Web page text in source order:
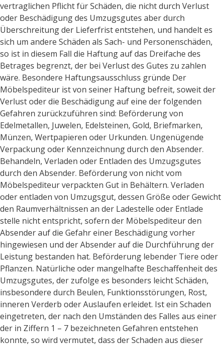
vertraglichen Pflicht für Schäden, die nicht durch Verlust
oder Beschädigung des Umzugsgutes aber durch
Überschreitung der Lieferfrist entstehen, und handelt es
sich um andere Schäden als Sach- und Personenschäden,
so ist in diesem Fall die Haftung auf das Dreifache des
Betrages begrenzt, der bei Verlust des Gutes zu zahlen
wäre. Besondere Haftungsausschluss gründe Der
Möbelspediteur ist von seiner Haftung befreit, soweit der
Verlust oder die Beschädigung auf eine der folgenden
Gefahren zurückzuführen sind: Beförderung von
Edelmetallen, Juwelen, Edelsteinen, Gold, Briefmarken,
Münzen, Wertpapieren oder Urkunden. Ungenügende
Verpackung oder Kennzeichnung durch den Absender.
Behandeln, Verladen oder Entladen des Umzugsgutes
durch den Absender. Beförderung von nicht vom
Möbelspediteur verpackten Gut in Behältern. Verladen
oder entladen von Umzugsgut, dessen Größe oder Gewicht
den Raumverhältnissen an der Ladestelle oder Entlade
stelle nicht entspricht, sofern der Möbelspediteur den
Absender auf die Gefahr einer Beschädigung vorher
hingewiesen und der Absender auf die Durchführung der
Leistung bestanden hat. Beförderung lebender Tiere oder
Pflanzen. Natürliche oder mangelhafte Beschaffenheit des
Umzugsgutes, der zufolge es besonders leicht Schäden,
insbesondere durch Beulen, Funktionsstörungen, Rost,
inneren Verderb oder Auslaufen erleidet. Ist ein Schaden
eingetreten, der nach den Umständen des Falles aus einer
der in Ziffern 1 – 7 bezeichneten Gefahren entstehen
konnte, so wird vermutet, dass der Schaden aus dieser